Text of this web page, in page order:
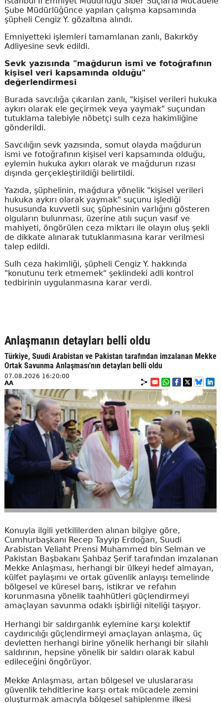
Şube Müdürlüğünce yapılan çalışma kapsamında
şüpheli Cengiz Y. gözaltına alındı.
Emniyetteki işlemleri tamamlanan zanlı, Bakırköy
Adliyesine sevk edildi.
Sevk yazısında "mağdurun ismi ve fotoğrafının
kişisel veri kapsamında olduğu"
değerlendirmesi
Burada savcılığa çıkarılan zanlı, "kişisel verileri hukuka
aykırı olarak ele geçirmek veya yaymak" suçundan
tutuklama talebiyle nöbetçi sulh ceza hakimliğine
gönderildi.
Savcılığın sevk yazısında, somut olayda mağdurun
ismi ve fotoğrafının kişisel veri kapsamında olduğu,
eylemin hukuka aykırı olarak ve mağdurun rızası
dışında gerçekleştirildiği belirtildi.
Yazıda, şüphelinin, mağdura yönelik "kişisel verileri
hukuka aykırı olarak yaymak" suçunu işlediği
hususunda kuvvetli suç şüphesinin varlığını gösteren
olguların bulunması, üzerine atılı suçun vasıf ve
mahiyeti, öngörülen ceza miktarı ile olayın oluş şekli
de dikkate alınarak tutuklanmasına karar verilmesi
talep edildi.
Sulh ceza hakimliği, şüpheli Cengiz Y. hakkında
"konutunu terk etmemek" şeklindeki adli kontrol
tedbirinin uygulanmasına karar verdi.
Anlaşmanın detayları belli oldu
Türkiye, Suudi Arabistan ve Pakistan tarafından imzalanan Mekke
Ortak Savunma Anlaşması'nın detayları belli oldu
07.08.2026 16:20:00
AA
Konuyla ilgili yetkililerden alınan bilgiye göre,
Cumhurbaşkanı Recep Tayyip Erdoğan, Suudi
Arabistan Veliaht Prensi Muhammed bin Selman ve
Pakistan Başbakanı Şahbaz Şerif tarafından imzalanan
Mekke Anlaşması, herhangi bir ülkeyi hedef almayan,
külfet paylaşımı ve ortak güvenlik anlayışı temelinde
bölgesel ve küresel barış, istikrar ve refahın
korunmasına yönelik taahhütleri güçlendirmeyi
amaçlayan savunma odaklı işbirliği niteliği taşıyor.
Herhangi bir saldırganlık eylemine karşı kolektif
caydırıcılığı güçlendirmeyi amaçlayan anlaşma, üç
devletten herhangi birine yönelik herhangi bir silahlı
saldırının, hepsine yönelik bir saldırı olarak kabul
edileceğini öngörüyor.
Mekke Anlaşması, artan bölgesel ve uluslararası
güvenlik tehditlerine karşı ortak mücadele zemini
oluşturmak amacıyla bölgesel sahiplenme ilkesi